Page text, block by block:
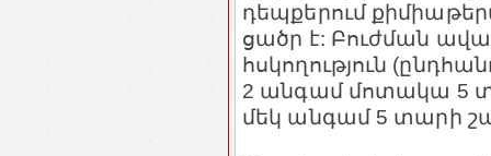
դեպքերում
ցածր է: Բուժման
հսկողություն
2 անգամ մոտակա 5
մեկ անգամ 5 տարի